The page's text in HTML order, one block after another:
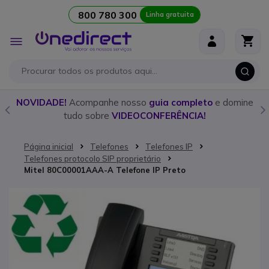
800 780 300 Linha gratuita
Alternar
Nav
NOVIDADE! Acompanhe nosso guia completoe domine
tudo sobre VIDEOCONFERÊNCIA!
Página inicial Telefones
Telefones IP
Telefones protocolo SIP proprietário
Mitel 80C00001AAA-A Telefone IP Preto
Saltar para o final da Galeria de imagens